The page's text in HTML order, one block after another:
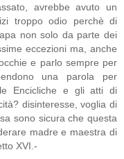
avrebbe avuto un
troppo odio perchè di
non solo da parte dei
eccezioni ma, anche
e parlo sempre per
una parola per
Encicliche e gli atti di
disinteresse, voglia di
sono sicura che questa
madre e maestra di
XVI.-